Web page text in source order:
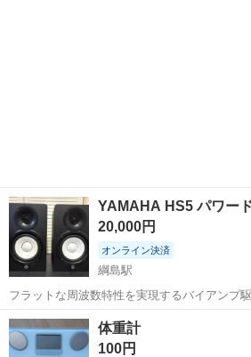
YAMAHA HS5 パワー
20,000円
オンライン決済
綱島駅
フラットな周波数特性を実現するバイアンプ
型パワードスタジオモニターです。 片方コーンに割れがありますが、
素人検品ですが鳴りには問題ないように思います。 - メ
YAMAHA - モデル名:...
神奈川 横浜市 綱島駅
体重計
100円